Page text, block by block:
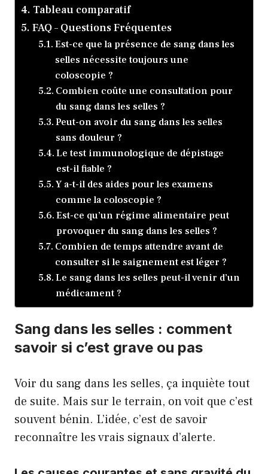
Tableau comparatif
FAQ – Questions Fréquentes
Est-ce que la présence de sang dans les
selles nécessite toujours une
coloscopie ?
Combien coûte une consultation pour
du sang dans les selles ?
Peut-on avoir du sang dans les selles
sans douleur ?
Le test immunologique de dépistage
est-il fiable ?
Y a-t-il des aides pour les examens
comme la coloscopie ?
Est-ce qu’un régime alimentaire peut
provoquer du sang dans les selles ?
Combien de temps attendre avant de
consulter si le saignement est léger ?
Le sang dans les selles peut-il venir d’un
médicament ?
Sang dans les selles : comment
savoir si c’est grave ou pas
Voir du sang dans les selles, ça inquiète tout
de suite. Mais sur le terrain, on voit que c’est
souvent bénin. L’idée, c’est de savoir
reconnaître les vrais signaux d’alerte.